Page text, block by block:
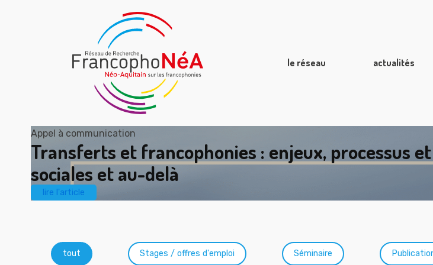
le réseau actualités
Appel à communication
Transferts et francophonies : enjeux, processus
sociales et au-delà
lire l'article
Catégories
tout Stages / offres d'emploi Séminaire